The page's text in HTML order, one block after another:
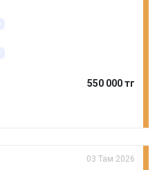
550 000 тг
03 Там 2026